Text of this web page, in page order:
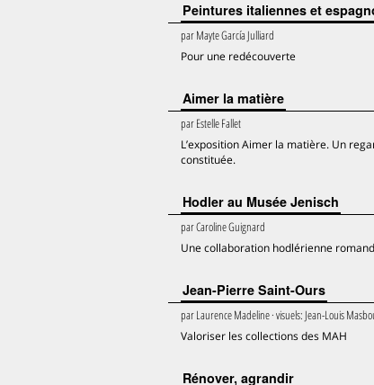
Peintures italiennes et
parMayte García Julliard
Pour une redécouverte
Aimer la matière
parEstelle Fallet
L’exposition Aimer la matière. Un
constituée.
Hodler au Musée Jenisch
parCaroline Guignard
Une collaboration hodlérienne
Jean-Pierre Saint-Ours
parLaurence Madeline· visuels: Jean-Louis
Valoriser les collections des MAH
Rénover, agrandir